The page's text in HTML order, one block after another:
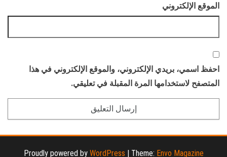
الموقع الإلكتروني
احفظ اسمي، بريدي الإلكتروني، والموقع الإلكتروني في هذا
المتصفح لاستخدامها المرة المقبلة في تعليقي.
Proudly powered by WordPress | Theme: Envo Magazine